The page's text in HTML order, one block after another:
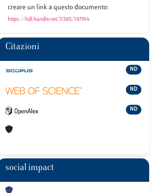
creare un link a questo documento:
https://hdl.handle.net/11385/197914
Citazioni
ND
ND
ND
social impact